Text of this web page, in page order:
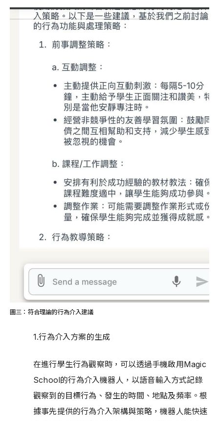
圖三：符合理論的行為介入建議
1.行為介入方案的生成
在進行學生行為觀察時，可以透過手機啟用Magic
School的行為介入機器人，以語音輸入方式記錄
觀察到的目標行為、發生的時間、地點及頻率。根
據事先提供的行為介入架構與策略，機器人能快速